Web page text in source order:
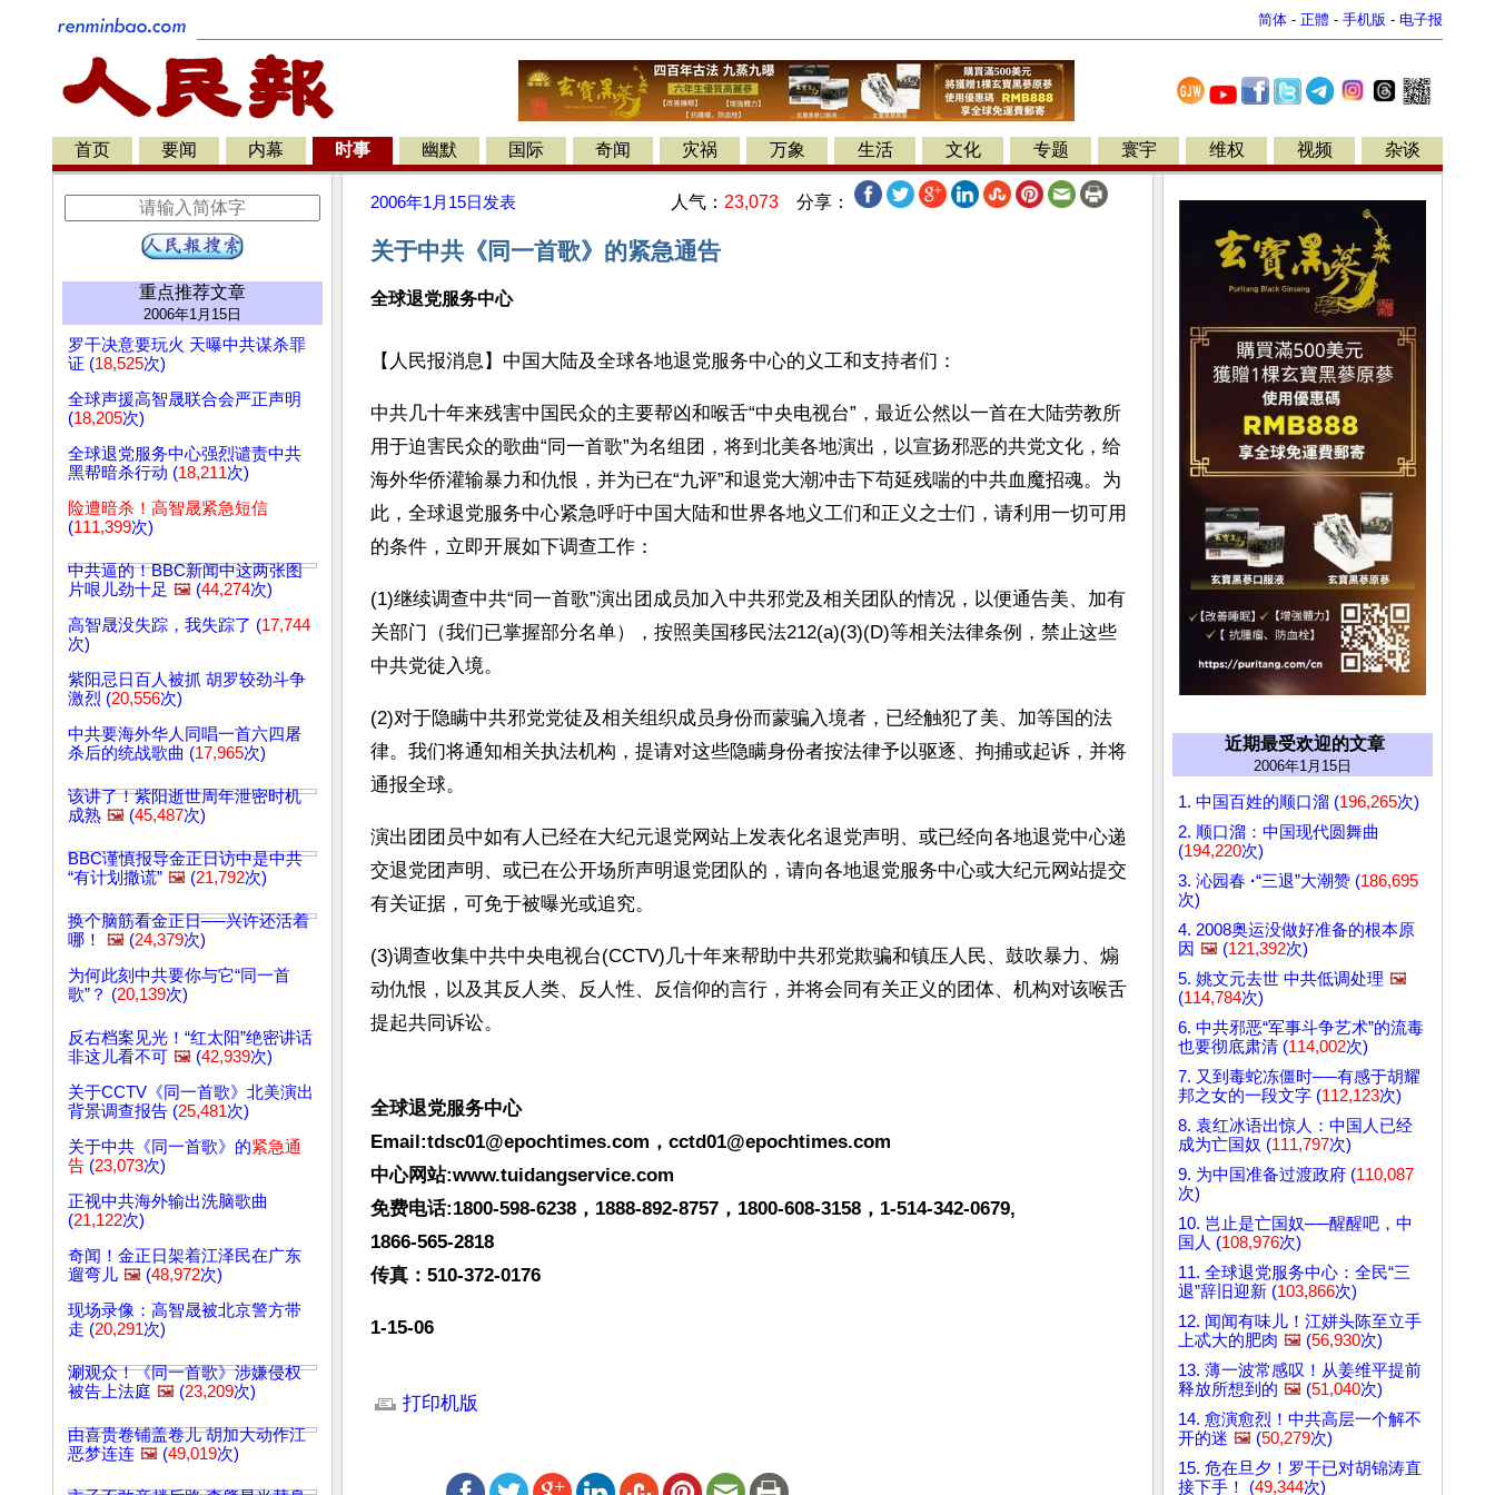
简体 - 正體 - 手机版 - 电子报
首页 要闻 内幕 时事 幽默 国际 奇闻 灾祸 万象 生活 文化 专题 寰宇 维权 视频 杂谈
重点推荐文章
2006年1月15日
罗干决意要玩火 天曝中共谋杀罪
证 (18,525次)
全球声援高智晟联合会严正声明
(18,205次)
全球退党服务中心强烈谴责中共
黑帮暗杀行动 (18,211次)
险遭暗杀！高智晟紧急短信
(111,399次)
中共逼的！BBC新闻中这两张图
片哏儿劲十足 🖼️ (44,274次)
高智晟没失踪，我失踪了 (17,744
次)
紫阳忌日百人被抓 胡罗较劲斗争
激烈 (20,556次)
中共要海外华人同唱一首六四屠
杀后的统战歌曲 (17,965次)
该讲了！紫阳逝世周年泄密时机
成熟 🖼️ (45,487次)
BBC谨慎报导金正日访中是中共
“有计划撒谎” 🖼️ (21,792次)
换个脑筋看金正日──兴许还活着
哪！
🖼️ (24,379次)
为何此刻中共要你与它“同一首
歌”？ (20,139次)
反右档案见光！“红太阳”绝密讲话
非这儿看不可 🖼️ (42,939次)
关于CCTV《同一首歌》北美演出
背景调查报告 (25,481次)
关于中共《同一首歌》的紧急通
告 (23,073次)
正视中共海外输出洗脑歌曲
(21,122次)
奇闻！金正日架着江泽民在广东
遛弯儿 🖼️ (48,972次)
现场录像：高智晟被北京警方带
走 (20,291次)
涮观众！《同一首歌》涉嫌侵权
被告上法庭 🖼️ (23,209次)
由喜贵卷铺盖卷儿 胡加大动作江
恶梦连连 🖼️ (49,019次)
2006年1月15日 发表 人气： 23,073 分享：
关于中共《同一首歌》的紧急通告
全球退党服务中心
【人民报消息】中国大陆及全球各地退党服务中心的义工和支持者们：
中共几十年来残害中国民众的主要帮凶和喉舌“中央电视台”，最近公然以一首在大陆劳教所
用于迫害民众的歌曲“同一首歌”为名组团，将到北美各地演出，以宣扬邪恶的共党文化，给
海外华侨灌输暴力和仇恨，并为已在“九评”和退党大潮冲击下苟延残喘的中共血魔招魂。为
此，全球退党服务中心紧急呼吁中国大陆和世界各地义工们和正义之士们，请利用一切可用
的条件，立即开展如下调查工作：
(1)继续调查中共“同一首歌”演出团成员加入中共邪党及相关团队的情况，以便通告美、加有
关部门（我们已掌握部分名单），按照美国移民法212(a)(3)(D)等相关法律条例，禁止这些
中共党徒入境。
(2)对于隐瞒中共邪党党徒及相关组织成员身份而蒙骗入境者，已经触犯了美、加等国的法
律。我们将通知相关执法机构，提请对这些隐瞒身份者按法律予以驱逐、拘捕或起诉，并将
通报全球。
演出团团员中如有人已经在大纪元退党网站上发表化名退党声明、或已经向各地退党中心递
交退党团声明、或已在公开场所声明退党团队的，请向各地退党服务中心或大纪元网站提交
有关证据，可免于被曝光或追究。
(3)调查收集中共中央电视台(CCTV)几十年来帮助中共邪党欺骗和镇压人民、鼓吹暴力、煽
动仇恨，以及其反人类、反人性、反信仰的言行，并将会同有关正义的团体、机构对该喉舌
提起共同诉讼。
全球退党服务中心
Email:tdsc01@epochtimes.com ， cctd01@epochtimes.com
中心网站:www.tuidangservice.com
免费电话:1800-598-6238，1888-892-8757，1800-608-3158，1-514-342-0679,
1866-565-2818
传真：510-372-0176
1-15-06
打印机版
近期最受欢迎的文章
2006年1月15日
1. 中国百姓的顺口溜 (196,265次)
2. 顺口溜：中国现代圆舞曲
(194,220次)
3. 沁园春 ·“三退”大潮赞 (186,695
次)
4. 2008奥运没做好准备的根本原
因 🖼️ (121,392次)
5. 姚文元去世 中共低调处理 🖼️
(114,784次)
6. 中共邪恶“军事斗争艺术”的流毒
也要彻底肃清 (114,002次)
7. 又到毒蛇冻僵时──有感于胡耀
邦之女的一段文字 (112,123次)
8. 袁红冰语出惊人：中国人已经
成为亡国奴 (111,797次)
9. 为中国准备过渡政府 (110,087
次)
10. 岂止是亡国奴──醒醒吧，中
国人 (108,976次)
11. 全球退党服务中心：全民“三
退”辞旧迎新 (103,866次)
12. 闻闻有味儿！江姘头陈至立手
上忒大的肥肉 🖼️ (56,930次)
13. 薄一波常感叹！从姜维平提前
释放所想到的 🖼️ (51,040次)
14. 愈演愈烈！中共高层一个解不
开的迷 🖼️ (50,279次)
15. 危在旦夕！罗干已对胡锦涛直
接下手！ (49,344次)